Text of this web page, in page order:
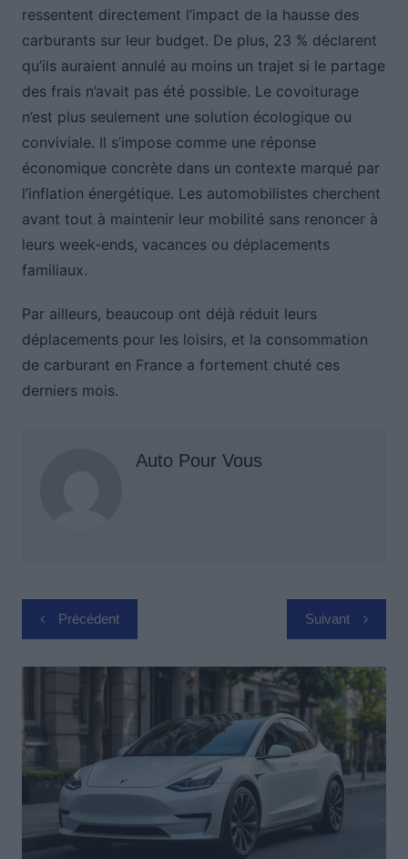
ressentent directement l’impact de la hausse des
carburants sur leur budget. De plus, 23 % déclarent
qu’ils auraient annulé au moins un trajet si le partage
des frais n’avait pas été possible. Le covoiturage
n’est plus seulement une solution écologique ou
conviviale. Il s’impose comme une réponse
économique concrète dans un contexte marqué par
l’inflation énergétique. Les automobilistes cherchent
avant tout à maintenir leur mobilité sans renoncer à
leurs week-ends, vacances ou déplacements
familiaux.
Par ailleurs, beaucoup ont déjà réduit leurs
déplacements pour les loisirs, et la consommation
de carburant en France a fortement chuté ces
derniers mois.
Auto Pour Vous
Navigation
de
l’article
Précédent Suivant